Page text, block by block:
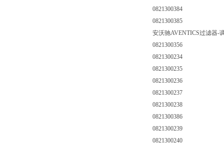
0821300384
0821300385
安沃驰AVENTICS过滤器-
0821300356
0821300234
0821300235
0821300236
0821300237
0821300238
0821300386
0821300239
0821300240